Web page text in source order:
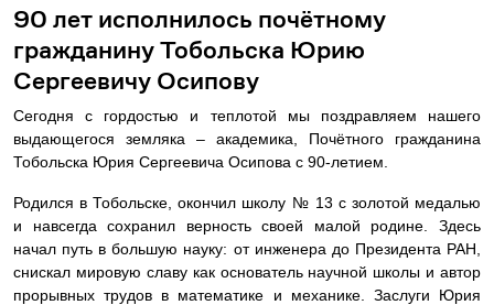
90 лет исполнилось почётному
гражданину Тобольска Юрию
Сергеевичу Осипову
Сегодня с гордостью и теплотой мы поздравляем нашего
выдающегося земляка – академика, Почётного гражданина
Тобольска Юрия Сергеевича Осипова с 90-летием.
Родился в Тобольске, окончил школу № 13 с золотой медалью
и навсегда сохранил верность своей малой родине. Здесь
начал путь в большую науку: от инженера до Президента РАН,
снискал мировую славу как основатель научной школы и автор
прорывных трудов в математике и механике. Заслуги Юрия